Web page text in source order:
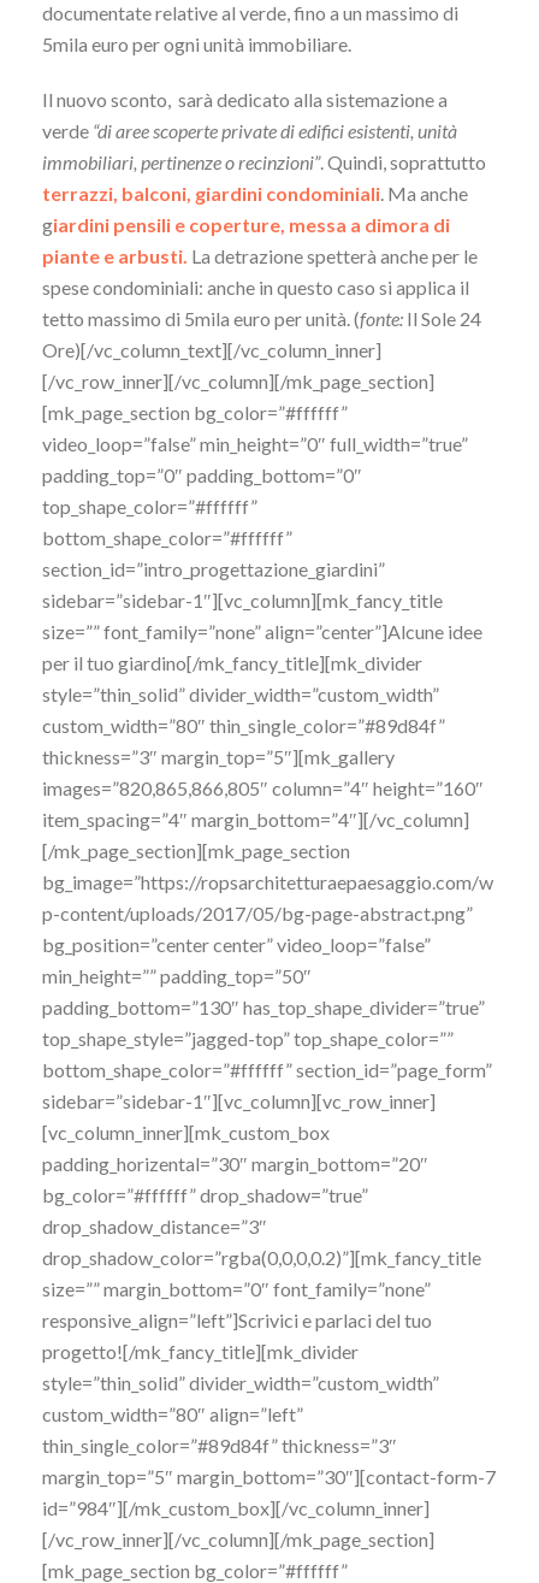
documentate relative al verde, fino a un massimo di
5mila euro per ogni unità immobiliare.
Il nuovo sconto, sarà dedicato alla sistemazione a
verde “di aree scoperte private di edifici esistenti, unità
immobiliari, pertinenze o recinzioni”. Quindi, soprattutto
terrazzi, balconi, giardini condominiali. Ma anche
giardini pensili e coperture, messa a dimora di
piante e arbusti. La detrazione spetterà anche per le
spese condominiali: anche in questo caso si applica il
tetto massimo di 5mila euro per unità. (fonte: Il Sole 24
Ore)[/vc_column_text][/vc_column_inner]
[/vc_row_inner][/vc_column][/mk_page_section]
[mk_page_section bg_color=”#ffffff”
video_loop=”false” min_height=”0″ full_width=”true”
padding_top=”0″ padding_bottom=”0″
top_shape_color=”#ffffff”
bottom_shape_color=”#ffffff”
section_id=”intro_progettazione_giardini”
sidebar=”sidebar-1″][vc_column][mk_fancy_title
size=”” font_family=”none” align=”center”]Alcune idee
per il tuo giardino[/mk_fancy_title][mk_divider
style=”thin_solid” divider_width=”custom_width”
custom_width=”80″ thin_single_color=”#89d84f”
thickness=”3″ margin_top=”5″][mk_gallery
images=”820,865,866,805″ column=”4″ height=”160″
item_spacing=”4″ margin_bottom=”4″][/vc_column]
[/mk_page_section][mk_page_section
bg_image=”https://ropsarchitetturaepaesaggio.com/w
p-content/uploads/2017/05/bg-page-abstract.png”
bg_position=”center center” video_loop=”false”
min_height=”” padding_top=”50″
padding_bottom=”130″ has_top_shape_divider=”true”
top_shape_style=”jagged-top” top_shape_color=””
bottom_shape_color=”#ffffff” section_id=”page_form”
sidebar=”sidebar-1″][vc_column][vc_row_inner]
[vc_column_inner][mk_custom_box
padding_horizental=”30″ margin_bottom=”20″
bg_color=”#ffffff” drop_shadow=”true”
drop_shadow_distance=”3″
drop_shadow_color=”rgba(0,0,0,0.2)”][mk_fancy_title
size=”” margin_bottom=”0″ font_family=”none”
responsive_align=”left”]Scrivici e parlaci del tuo
progetto![/mk_fancy_title][mk_divider
style=”thin_solid” divider_width=”custom_width”
custom_width=”80″ align=”left”
thin_single_color=”#89d84f” thickness=”3″
margin_top=”5″ margin_bottom=”30″][contact-form-7
id=”984″][/mk_custom_box][/vc_column_inner]
[/vc_row_inner][/vc_column][/mk_page_section]
[mk_page_section bg_color=”#ffffff”